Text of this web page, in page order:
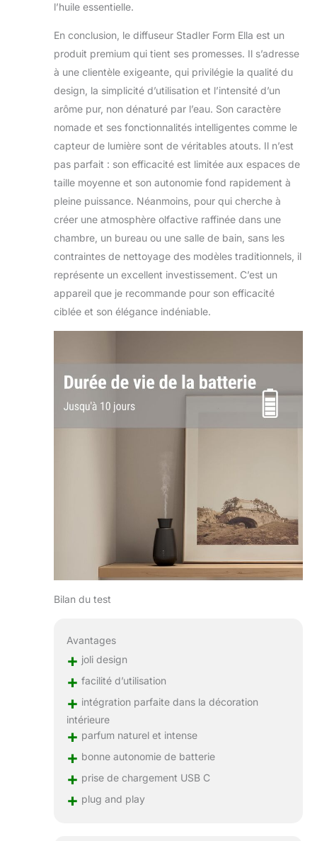
l’huile essentielle.
En conclusion, le diffuseur Stadler Form Ella est un
produit premium qui tient ses promesses. Il s’adresse
à une clientèle exigeante, qui privilégie la qualité du
design, la simplicité d’utilisation et l’intensité d’un
arôme pur, non dénaturé par l’eau. Son caractère
nomade et ses fonctionnalités intelligentes comme le
capteur de lumière sont de véritables atouts. Il n’est
pas parfait : son efficacité est limitée aux espaces de
taille moyenne et son autonomie fond rapidement à
pleine puissance. Néanmoins, pour qui cherche à
créer une atmosphère olfactive raffinée dans une
chambre, un bureau ou une salle de bain, sans les
contraintes de nettoyage des modèles traditionnels, il
représente un excellent investissement. C’est un
appareil que je recommande pour son efficacité
ciblée et son élégance indéniable.
Bilan du test
Avantages
+ joli design
+ facilité d’utilisation
+ intégration parfaite dans la décoration
intérieure
+ parfum naturel et intense
+ bonne autonomie de batterie
+ prise de chargement USB C
+ plug and play